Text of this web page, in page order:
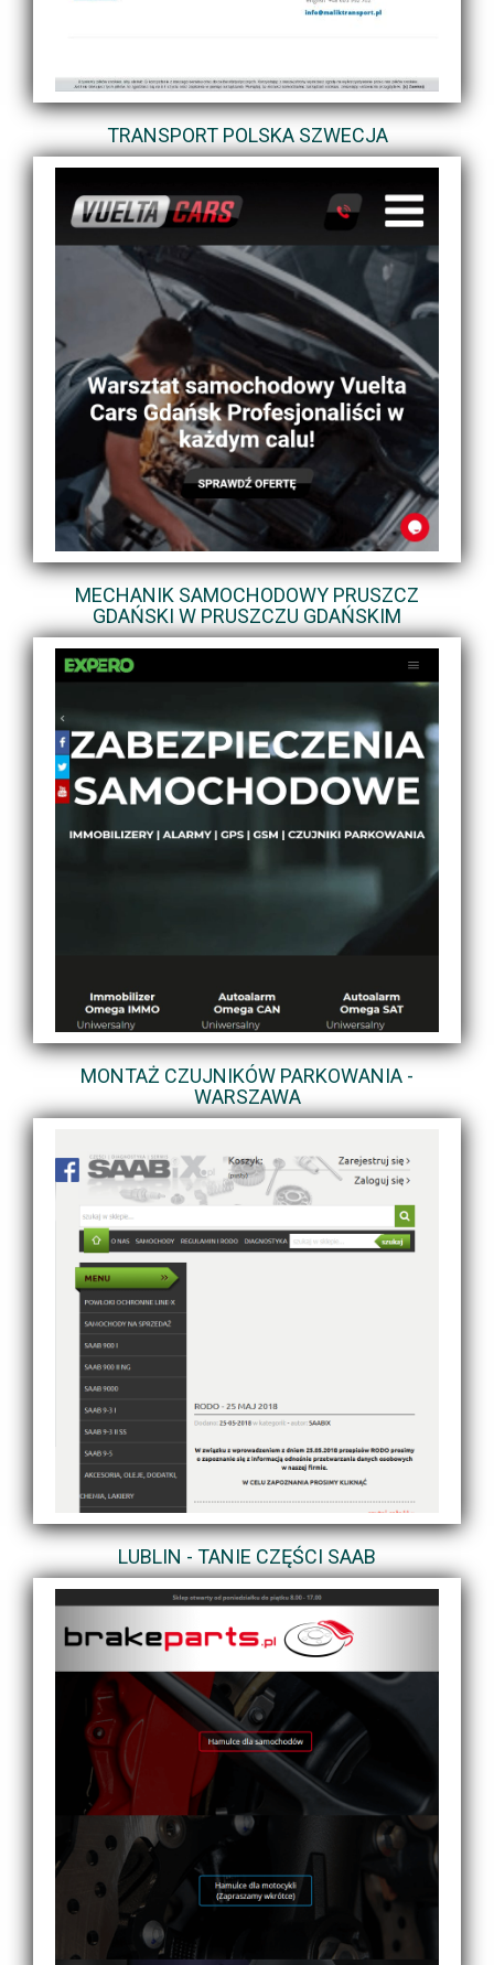
TRANSPORT POLSKA SZWECJA
MECHANIK SAMOCHODOWY PRUSZCZ
GDAŃSKI W PRUSZCZU GDAŃSKIM
MONTAŻ CZUJNIKÓW PARKOWANIA -
WARSZAWA
LUBLIN - TANIE CZĘŚCI SAAB